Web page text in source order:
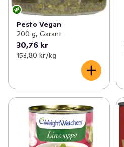
Pesto Vegan
200 g, Garant
30,76 kr
153,80 kr /kg